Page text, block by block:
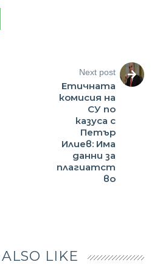
Next post
Етичната
комисия на
СУ по
казуса с
Петър
Илиев: Има
данни за
плагиатст
во
LIKE